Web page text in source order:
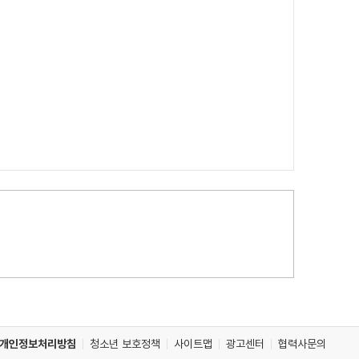
개인정보처리방침 청소년 보호정책 사이트맵 광고센터 협력사문의